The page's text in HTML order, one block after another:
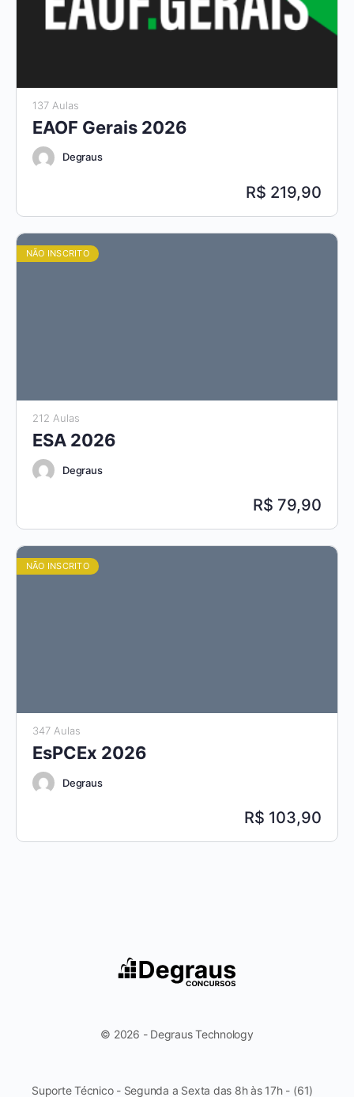
137 Aulas
EAOF Gerais 2026
Degraus
219,90
NÃO INSCRITO
212 Aulas
ESA 2026
Degraus
79,90
NÃO INSCRITO
347 Aulas
EsPCEx 2026
Degraus
103,90
© 2026 - Degraus Technology
Suporte Técnico - Segunda a Sexta das 8h às 17h - (61)